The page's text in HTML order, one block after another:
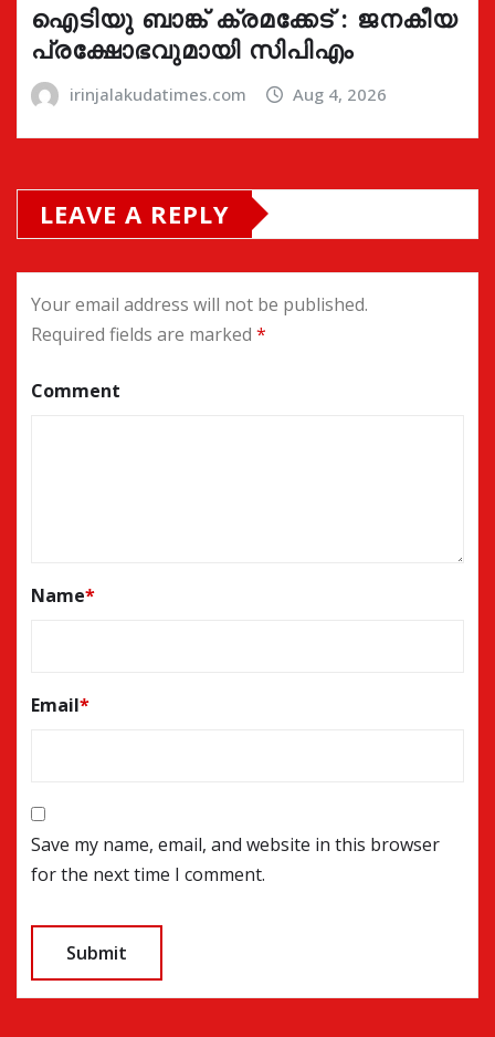
ഐടിയു ബാങ്ക് ക്രമക്കേട് : ജനകീയ
പ്രക്ഷോഭവുമായി സിപിഎം
irinjalakudatimes.com Aug 4, 2026
LEAVE A REPLY
Your email address will not be published.
Required fields are marked *
Comment
Name*
Email*
Save my name, email, and website in this browser
for the next time I comment.